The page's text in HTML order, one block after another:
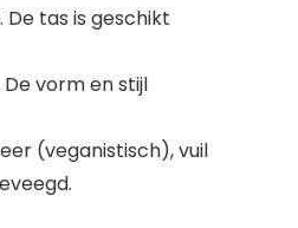
tas is geschikt
vorm en stijl
(veganistisch), vuil